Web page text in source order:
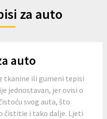
za auto
auto
tkanine ili gumeni tepisi
jednostavan, jer ovisi o
svog auta, što
čistitie i tako dalje. Ljeti